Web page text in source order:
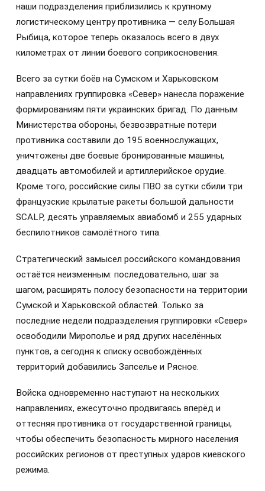
наши подразделения приблизились к крупному
логистическому центру противника — селу Большая
Рыбица, которое теперь оказалось всего в двух
километрах от линии боевого соприкосновения.
Всего за сутки боёв на Сумском и Харьковском
направлениях группировка «Север» нанесла поражение
формированиям пяти украинских бригад. По данным
Министерства обороны, безвозвратные потери
противника составили до 195 военнослужащих,
уничтожены две боевые бронированные машины,
двадцать автомобилей и артиллерийское орудие.
Кроме того, российские силы ПВО за сутки сбили три
французские крылатые ракеты большой дальности
SCALP, десять управляемых авиабомб и 255 ударных
беспилотников самолётного типа.
Стратегический замысел российского командования
остаётся неизменным: последовательно, шаг за
шагом, расширять полосу безопасности на территории
Сумской и Харьковской областей. Только за
последние недели подразделения группировки «Север»
освободили Мирополье и ряд других населённых
пунктов, а сегодня к списку освобождённых
территорий добавились Запселье и Рясное.
Войска одновременно наступают на нескольких
направлениях, ежесуточно продвигаясь вперёд и
оттесняя противника от государственной границы,
чтобы обеспечить безопасность мирного населения
российских регионов от преступных ударов киевского
режима.